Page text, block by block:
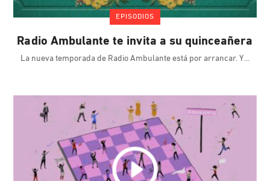
EPISODIOS
Radio Ambulante te invita a su quinceañera
La nueva temporada de Radio Ambulante está por arrancar. Y